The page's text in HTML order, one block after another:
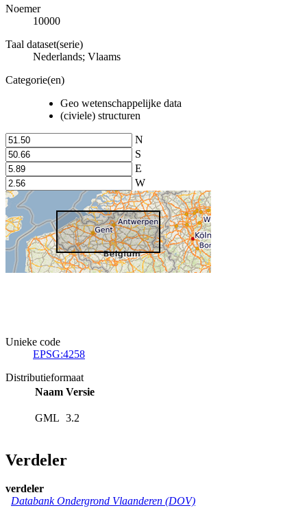
Noemer
10000
Taal dataset(serie)
Nederlands; Vlaams
Categorie(en)
Geo wetenschappelijke data
(civiele) structuren
N
S
E
W
Unieke code
EPSG:4258
Distributieformaat
Naam Versie
GML 3.2
Verdeler
verdeler
Databank Ondergrond Vlaanderen (DOV)